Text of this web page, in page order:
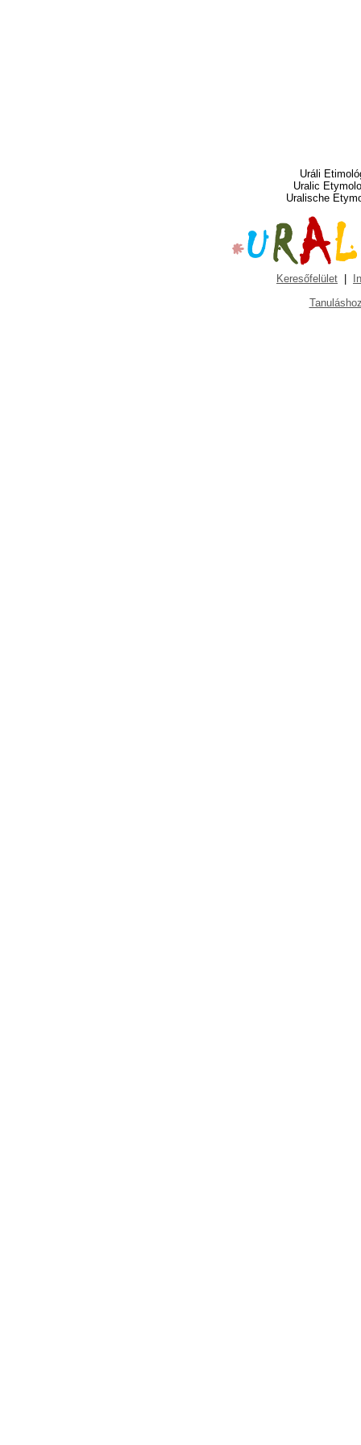
Uráli
Uralic
Uralische
Keresőfelület